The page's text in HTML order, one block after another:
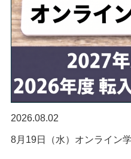
2026.08.02
8月19日（水）オンライン